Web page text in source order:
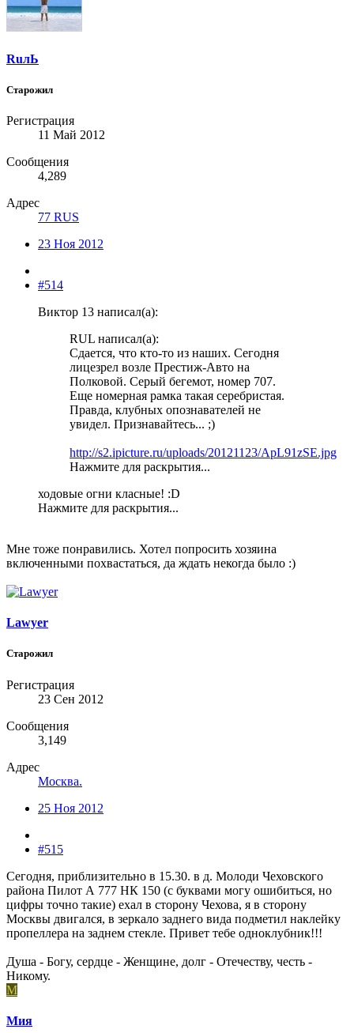
RuлЬ
Старожил
Регистрация
11 Май 2012
Сообщения
4,289
Адрес
77 RUS
23 Ноя 2012
#514
Виктор 13 написал(а):
RUL написал(а):
Сдается, что кто-то из наших. Сегодня
лицезрел возле Престиж-Авто на
Полковой. Серый бегемот, номер 707.
Еще номерная рамка такая серебристая.
Правда, клубных опознавателей не
увидел. Признавайтесь... ;)
http://s2.ipicture.ru/uploads/20121123/ApL91zSE.jpg
Нажмите для раскрытия...
ходовые огни класные! :D
Нажмите для раскрытия...
Мне тоже понравились. Хотел попросить хозяина
включенными похвастаться, да ждать некогда было :)
Lawyer
Старожил
Регистрация
23 Сен 2012
Сообщения
3,149
Адрес
Mocква.
25 Ноя 2012
#515
Сегодня, приблизительно в 15.30. в д. Молоди Чеховского
района Пилот А 777 НК 150 (с буквами могу ошибиться, но
цифры точно такие) ехал в сторону Чехова, я в сторону
Москвы двигался, в зеркало заднего вида подметил наклейку
пропеллера на заднем стекле. Привет тебе одноклубник!!!
Душа - Богу, сердце - Женщине, долг - Отечеству, честь -
Никому.
М
Мия